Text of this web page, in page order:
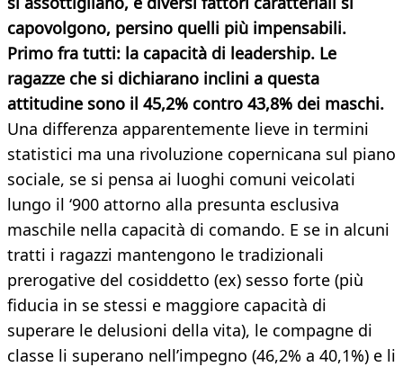
capovolgono, persino quelli più impensabili.
Primo fra tutti: la capacità di leadership. Le
ragazze che si dichiarano inclini a questa
attitudine sono il 45,2% contro 43,8% dei maschi.
Una differenza apparentemente lieve in termini
statistici ma una rivoluzione copernicana sul piano
sociale, se si pensa ai luoghi comuni veicolati
lungo il ‘900 attorno alla presunta esclusiva
maschile nella capacità di comando. E se in alcuni
tratti i ragazzi mantengono le tradizionali
prerogative del cosiddetto (ex) sesso forte (più
fiducia in se stessi e maggiore capacità di
superare le delusioni della vita), le compagne di
classe li superano nell’impegno (46,2% a 40,1%) e li